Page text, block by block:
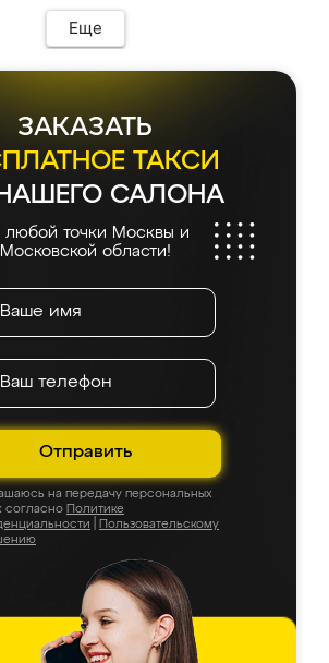
Еще
ЗАКАЗАТЬ
ТАКСИ
САЛОНА
любой точки Москвы и
Московской области!
Отправить
на передачу персональных
согласно Политике
Пользовательскому